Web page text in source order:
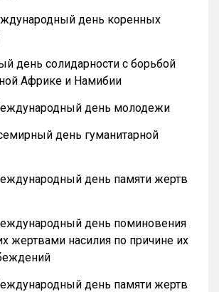
день коренных
день солидарности с борьбой
Африке и Намибии
день молодежи
день гуманитарной
день памяти жертв
день поминовения
жертвами насилия по причине их
день памяти жертв